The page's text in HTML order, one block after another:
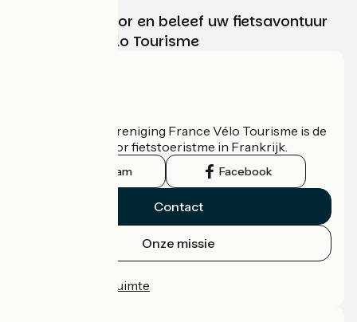
Kies, bereid voor en beleef uw fietsavontuur
met France Vélo Tourisme
De nationale vereniging France Vélo Tourisme is de
officiële gids voor fietstoeristme in Frankrijk.
Instagram Facebook
Contact
Onze missie
Professionele ruimte